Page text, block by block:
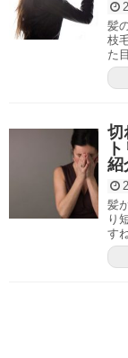
髪
枝
た
切
紹
髪
り
す